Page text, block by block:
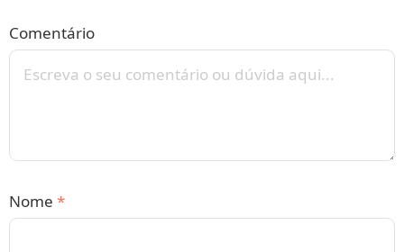
Comentário
Nome *